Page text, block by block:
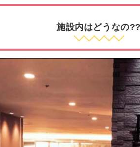
施設内はどうなの